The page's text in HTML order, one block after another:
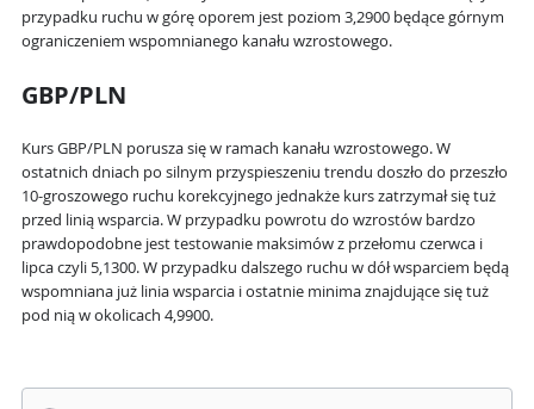
przypadku ruchu w górę oporem jest poziom 3,2900 będące górnym
ograniczeniem wspomnianego kanału wzrostowego.
GBP/PLN
Kurs GBP/PLN porusza się w ramach kanału wzrostowego. W
ostatnich dniach po silnym przyspieszeniu trendu doszło do przeszło
10-groszowego ruchu korekcyjnego jednakże kurs zatrzymał się tuż
przed linią wsparcia. W przypadku powrotu do wzrostów bardzo
prawdopodobne jest testowanie maksimów z przełomu czerwca i
lipca czyli 5,1300. W przypadku dalszego ruchu w dół wsparciem będą
wspomniana już linia wsparcia i ostatnie minima znajdujące się tuż
pod nią w okolicach 4,9900.